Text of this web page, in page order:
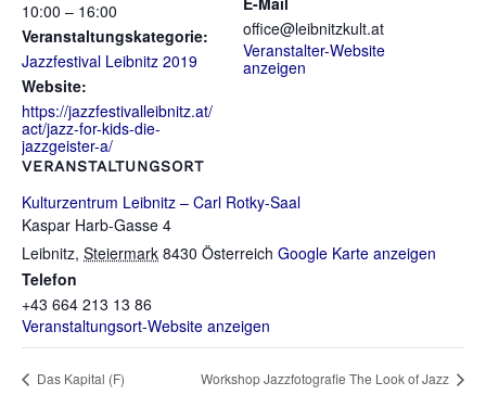
10:00 – 16:00
Veranstaltungskategorie:
Jazzfestival Leibnitz 2019
Website:
https://jazzfestivalleibnitz.at/
act/jazz-for-kids-die-
jazzgeister-a/
VERANSTALTUNGSORT
Kulturzentrum Leibnitz – Carl Rotky-Saal
Kaspar Harb-Gasse 4
Leibnitz, Steiermark 8430 Österreich Google Karte anzeigen
Telefon
‭+43 664 213 13 86‬
Veranstaltungsort-Website anzeigen
office@leibnitzkult.at
Veranstalter-Website
anzeigen
Das Kapital (F) Workshop Jazzfotografie The Look of Jazz